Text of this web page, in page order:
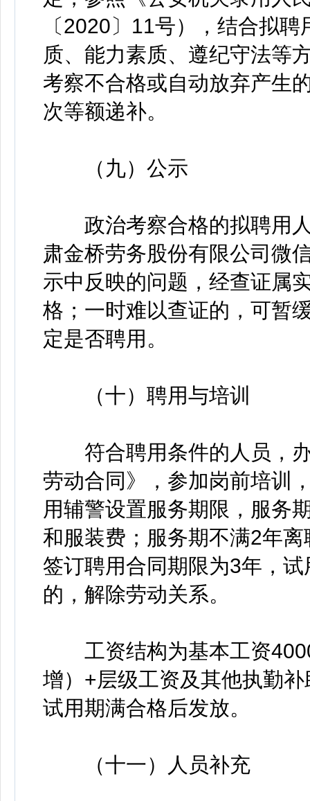
〔2020〕11号），结合拟
质、能力素质、遵纪守法等
考察不合格或自动放弃产生
次等额递补。
（九）公示
政治考察合格的拟聘用人
肃金桥劳务股份有限公司微
示中反映的问题，经查证属
格；一时难以查证的，可暂
定是否聘用。
（十）聘用与培训
符合聘用条件的人员，办
劳动合同》，参加岗前培训
用辅警设置服务期限，服务
和服装费；服务期不满2年
签订聘用合同期限为3年，
的，解除劳动关系。
工资结构为基本工资
增）+层级工资及其他执勤
试用期满合格后发放。
（十一）人员补充